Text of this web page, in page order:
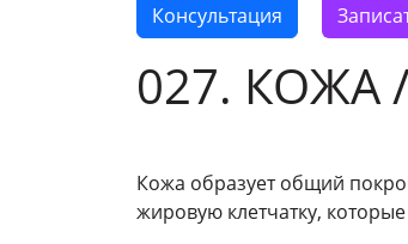
Консультация
027. КОЖА
Кожа образует общий
жировую клетчатку,